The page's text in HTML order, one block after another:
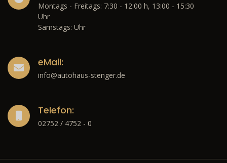
Montags - Freitags: 7:30 - 12:00 h, 13:00 - 15:30
Uhr
Samstags: Uhr
eMail:
info@autohaus-stenger.de
Telefon:
02752 / 4752 - 0